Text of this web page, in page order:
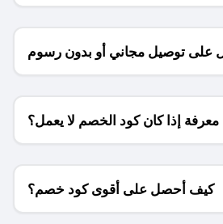
توصيل مجاني أو بدون رسوم
الشحن ؟
إذا كان كود الخصم لا يعمل؟
كيف أحصل على أقوى كود خصم؟